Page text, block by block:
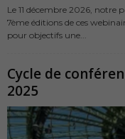
Le 11 décembre 2026, notre
7ème éditions de ces
pour objectifs une...
Cycle de
2025